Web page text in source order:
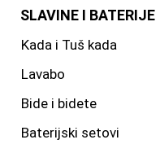
SLAVINE I BATERIJE
Kada i Tuš kada
Lavabo
Bide i bidete
Baterijski setovi